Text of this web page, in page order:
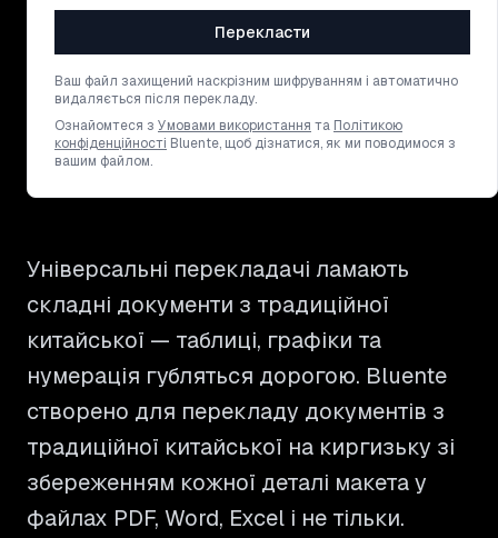
Перекласти
Ваш файл захищений наскрізним шифруванням і автоматично
видаляється після перекладу.
Ознайомтеся з Умовами використання та Політикою
конфіденційності Bluente, щоб дізнатися, як ми поводимося з
вашим файлом.
Універсальні перекладачі ламають
складні документи з традиційної
китайської — таблиці, графіки та
нумерація губляться дорогою. Bluente
створено для перекладу документів з
традиційної китайської на киргизьку зі
збереженням кожної деталі макета у
файлах PDF, Word, Excel і не тільки.